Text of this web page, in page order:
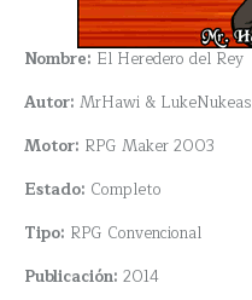
Nombre: El Heredero del Rey
Autor: MrHawi & LukeNukeas
Motor: RPG Maker 2003
Estado: Completo
Tipo: RPG Convencional
Publicación: 2014